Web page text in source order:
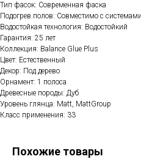
Тип фасок: Современная фаска
Подогрев полов: Совместимо с
Водостойкая технология: Водостойкий
Гарантия: 25 лет
Коллекция: Balance Glue Plus
Цвет: Естественный
Декор: Под дерево
Орнамент: 1 полоса
Древесные породы: Дуб
Уровень глянца: Matt, MattGroup
Класс применения: 33
Похожие товары